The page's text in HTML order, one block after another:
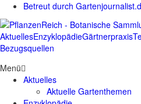
Betreut durch
AktuellesEnzyklopädieGärtnerpraxis
Bezugsquellen
Menü
Aktuelles
Aktuelle Gartenthemen